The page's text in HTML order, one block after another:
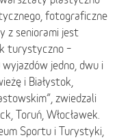
fotograficzne
z seniorami jest
turystyczno –
jedno, dwu i
i Białystok,
zwiedzali
Toruń, Włocławek.
Sportu i Turystyki,